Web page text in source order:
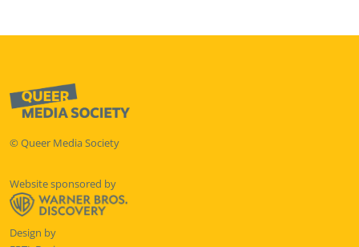
© Queer Media Society
Website sponsored by
Design by